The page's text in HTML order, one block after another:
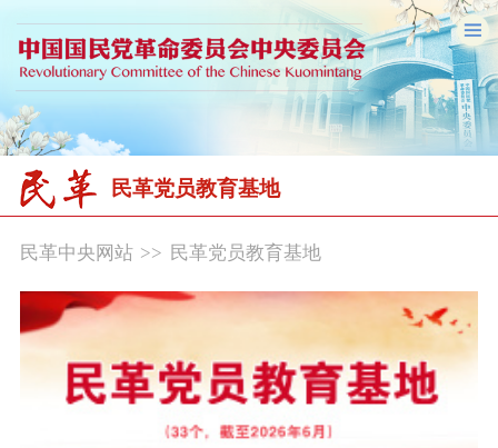
民革党员教育基地
民革中央网站 >> 民革党员教育基地